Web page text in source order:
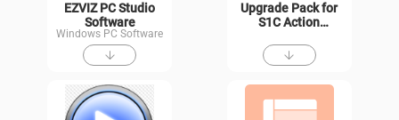
EZVIZ PC Studio
Software
Windows PC Software
Upgrade Pack for
S1C Action